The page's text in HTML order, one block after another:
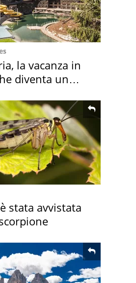
la vacanza in
diventa un
stata avvistata